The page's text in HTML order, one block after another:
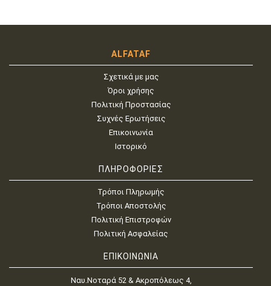
ALFATAF
Σχετικά με μας
Όροι χρήσης
Πολιτική Προστασίας
Συχνές Ερωτήσεις
Επικοινωνία
Ιστορικό
ΠΛΗΡΟΦΟΡΙΕΣ
Τρόποι Πληρωμής
Τρόποι Αποστολής
Πολιτική Επιστροφών
Πολιτική Ασφαλείας
ΕΠΙΚΟΙΝΩΝΙΑ
Ναυ.Νοταρά 52 & Ακροπόλεως 4,